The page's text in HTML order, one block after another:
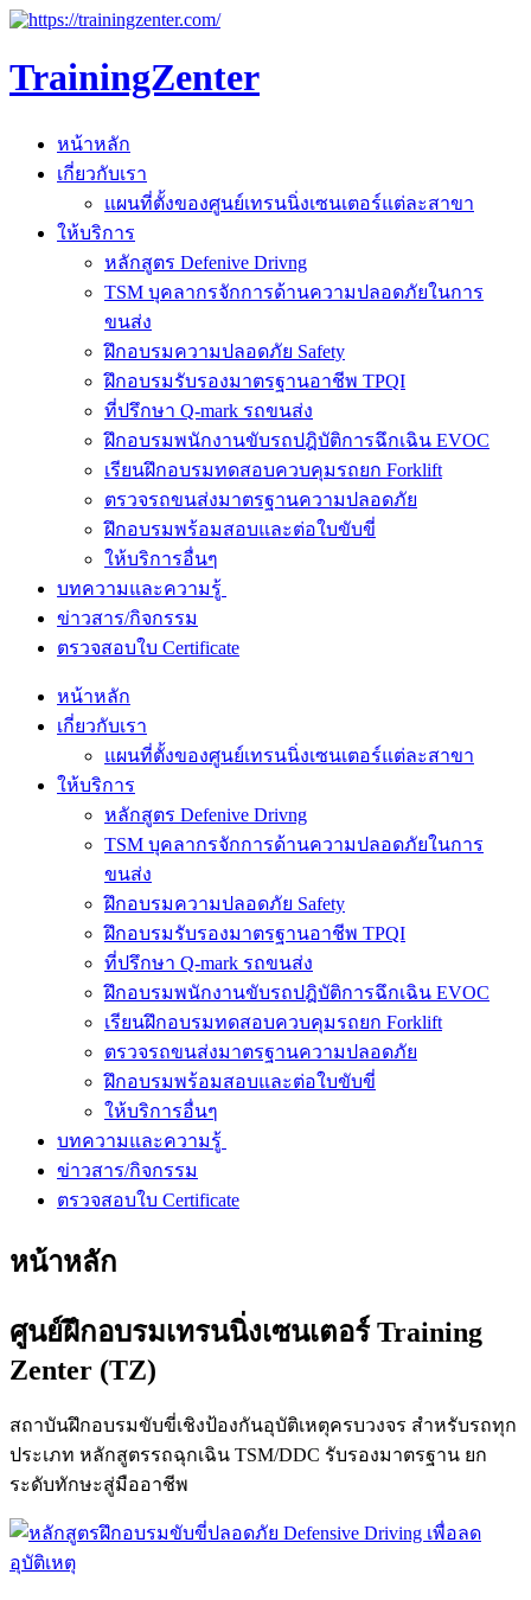
TrainingZenter
หน้าหลัก
เกี่ยวกับเรา
แผนที่ตั้งของศูนย์เทรนนิ่งเซนเตอร์แต่ละสาขา
ให้บริการ
หลักสูตร Defenive Drivng
TSM บุคลากรจักการด้านความปลอดภัยในการ
ขนส่ง
ฝึกอบรมความปลอดภัย Safety
ฝึกอบรมรับรองมาตรฐานอาชีพ TPQI
ที่ปรึกษา Q-mark รถขนส่ง
ฝึกอบรมพนักงานขับรถปฎิบัติการฉึกเฉิน EVOC
เรียนฝึกอบรมทดสอบควบคุมรถยก Forklift
ตรวจรถขนส่งมาตรฐานความปลอดภัย
ฝึกอบรมพร้อมสอบและต่อใบขับขี่
ให้บริการอื่นๆ
บทความและความรู้
ข่าวสาร/กิจกรรม
ตรวจสอบใบ Certificate
หน้าหลัก
เกี่ยวกับเรา
แผนที่ตั้งของศูนย์เทรนนิ่งเซนเตอร์แต่ละสาขา
ให้บริการ
หลักสูตร Defenive Drivng
TSM บุคลากรจักการด้านความปลอดภัยในการ
ขนส่ง
ฝึกอบรมความปลอดภัย Safety
ฝึกอบรมรับรองมาตรฐานอาชีพ TPQI
ที่ปรึกษา Q-mark รถขนส่ง
ฝึกอบรมพนักงานขับรถปฎิบัติการฉึกเฉิน EVOC
เรียนฝึกอบรมทดสอบควบคุมรถยก Forklift
ตรวจรถขนส่งมาตรฐานความปลอดภัย
ฝึกอบรมพร้อมสอบและต่อใบขับขี่
ให้บริการอื่นๆ
บทความและความรู้
ข่าวสาร/กิจกรรม
ตรวจสอบใบ Certificate
หน้าหลัก
ศูนย์ฝึกอบรมเทรนนิ่งเซนเตอร์ Training
Zenter (TZ)
สถาบันฝึกอบรมขับขี่เชิงป้องกันอุบัติเหตุครบวงจร สำหรับรถทุก
ประเภท หลักสูตรรถฉุกเฉิน TSM/DDC รับรองมาตรฐาน ยก
ระดับทักษะสู่มืออาชีพ